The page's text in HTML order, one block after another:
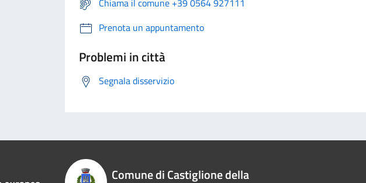
Prenota un appuntamento
Problemi in città
Segnala disservizio
Comune di Castiglione della